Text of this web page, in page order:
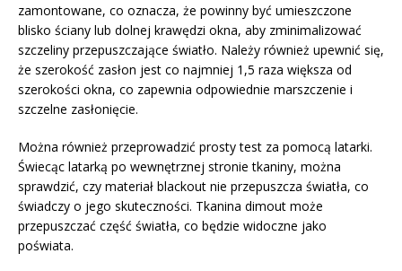
zamontowane, co oznacza, że powinny być umieszczone
blisko ściany lub dolnej krawędzi okna, aby zminimalizować
szczeliny przepuszczające światło. Należy również upewnić się,
że szerokość zasłon jest co najmniej 1,5 raza większa od
szerokości okna, co zapewnia odpowiednie marszczenie i
szczelne zasłonięcie.
Można również przeprowadzić prosty test za pomocą latarki.
Świecąc latarką po wewnętrznej stronie tkaniny, można
sprawdzić, czy materiał blackout nie przepuszcza światła, co
świadczy o jego skuteczności. Tkanina dimout może
przepuszczać część światła, co będzie widoczne jako
poświata.